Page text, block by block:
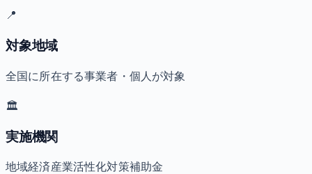
📍
対象地域
全国に所在する事業者・個人が対象
🏛️
実施機関
地域経済産業活性化対策補助金